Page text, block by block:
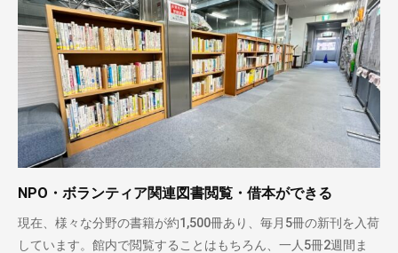
NPO・ボランティア関連図書閲覧・借本ができる
現在、様々な分野の書籍が約1,500冊あり、毎月5冊の新刊を入荷
しています。館内で閲覧することはもちろん、一人5冊2週間ま